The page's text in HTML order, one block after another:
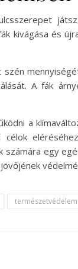
kivágása és
A fák
a
célok
egy
természetvédelem